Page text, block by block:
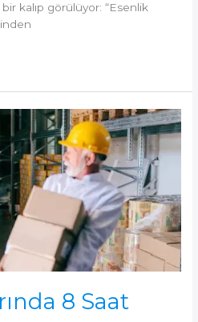
kalıp görülüyor: “Esenlik
8 Saat